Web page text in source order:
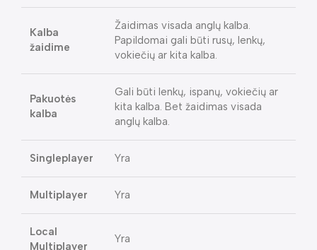
Kalba
žaidime
Žaidimas visada anglų kalba.
Papildomai gali būti rusų, lenkų,
vokiečių ar kita kalba.
Pakuotės
kalba
Gali būti lenkų, ispanų, vokiečių ar
kita kalba. Bet žaidimas visada
anglų kalba.
Singleplayer Yra
Multiplayer Yra
Local
Multiplayer
Yra